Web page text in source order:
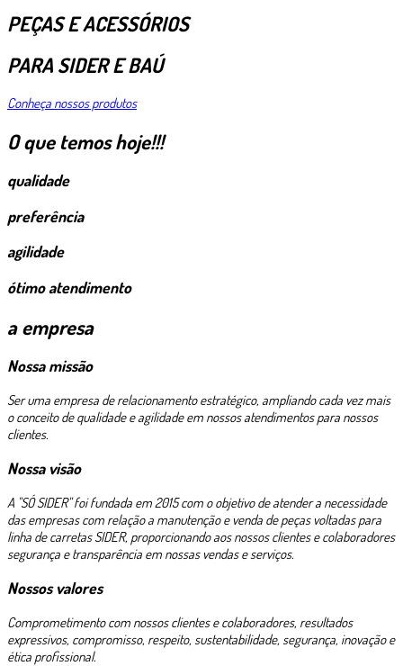
PEÇAS E ACESSÓRIOS
PARA SIDER E BAÚ
Conheça nossos produtos
O que temos hoje!!!
qualidade
preferência
agilidade
ótimo atendimento
a empresa
Nossa missão
Ser uma empresa de relacionamento estratégico, ampliando cada vez mais
o conceito de qualidade e agilidade em nossos atendimentos para nossos
clientes.
Nossa visão
A "SÓ SIDER" foi fundada em 2015 com o objetivo de atender a necessidade
das empresas com relação a manutenção e venda de peças voltadas para
linha de carretas SIDER, proporcionando aos nossos clientes e colaboradores
segurança e transparência em nossas vendas e serviços.
Nossos valores
Comprometimento com nossos clientes e colaboradores, resultados
expressivos, compromisso, respeito, sustentabilidade, segurança, inovação e
ética profissional.